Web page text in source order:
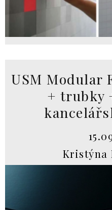
USM Modular
+ trubky
Kristýna